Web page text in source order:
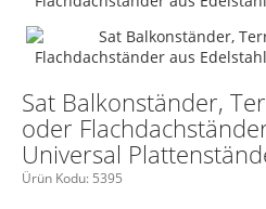
Sat Balkonständer,
oder
Universal
Ürün Kodu: 5395